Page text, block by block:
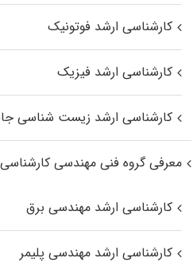
کارشناسی ارشد فوتونیک
کارشناسی ارشد فیزیک
کارشناسی ارشد زیست‌ شناسی
معرفی گروه فنی مهندسی
کارشناسی ارشد مهندسی برق
کارشناسی ارشد مهندسی پلیمر